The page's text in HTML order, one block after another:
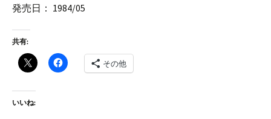
発売日： 1984/05
共有:
その他
いいね: